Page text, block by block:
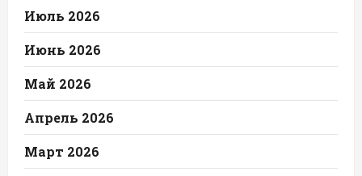
Июль 2026
Июнь 2026
Май 2026
Апрель 2026
Март 2026